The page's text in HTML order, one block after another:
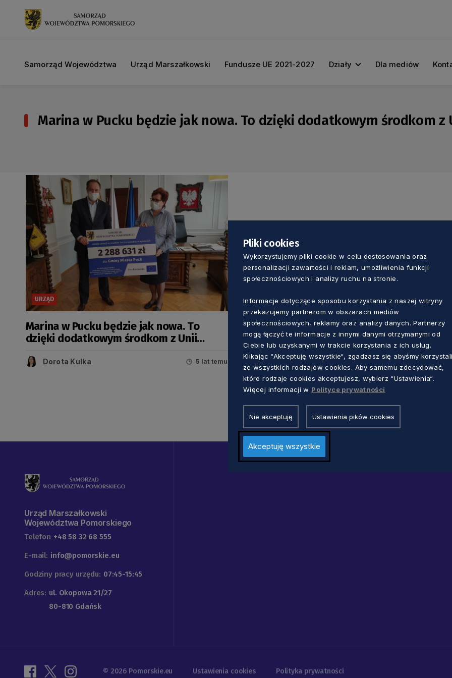
Samorząd Województwa Urząd Marszałkowski Fundusze UE 2021-2027 Działy Dla mediów
Marina w Pucku będzie jak nowa. To dzięki dodatkowym środkom z
URZĄD
Marina w Pucku będzie jak nowa. To
dzięki dodatkowym środkom z Unii
Dorota Kulka 5 lat temu
Urząd Marszałkowski
Województwa Pomorskiego
Telefon +48 58 32 68 555
E-mail: info@pomorskie.eu
Godziny pracy urzędu: 07:45-15:45
Adres: ul. Okopowa 21/27
80-810 Gdańsk
© 2026 Pomorskie.eu Ustawienia cookies Polityka prywatności
Pliki cookies
Wykorzystujemy pliki cookie w celu dostosowania oraz
personalizacji zawartości i reklam, umożliwienia funkcji
społecznościowych i analizy ruchu na stronie.
Informacje dotyczące sposobu korzystania z naszej witryny
przekazujemy partnerom w obszarach mediów
społecznościowych, reklamy oraz analizy danych. Partnerzy
mogą łączyć te informacje z innymi danymi otrzymanymi od
Ciebie lub uzyskanymi w trakcie korzystania z ich usług.
Klikając “Akceptuję wszystkie“, zgadzasz się abyśmy
ze wszystkich rodzajów cookies. Aby samemu zdecydować,
które rodzaje cookies akceptujesz, wybierz “Ustawienia“.
Więcej informacji w Polityce prywatności
Nie akceptuję Ustawienia pików cookies
Akceptuję wszystkie